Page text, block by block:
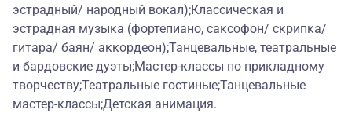
эстрадный/ народный вокал);Классическая и
эстрадная музыка (фортепиано, саксофон/ скрипка/
гитара/ баян/ аккордеон);Танцевальные, театральные
и бардовские дуэты;Мастер-классы по прикладному
творчеству;Театральные гостиные;Танцевальные
мастер-классы;Детская анимация.